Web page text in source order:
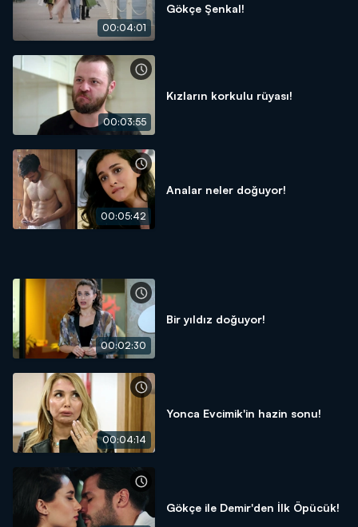
00:04:01
Gökçe Şenkal!
00:03:55
Kızların korkulu rüyası!
00:05:42
Analar neler doğuyor!
00:02:30
Bir yıldız doğuyor!
00:04:14
Yonca Evcimik'in hazin sonu!
Gökçe ile Demir'den İlk Öpücük!